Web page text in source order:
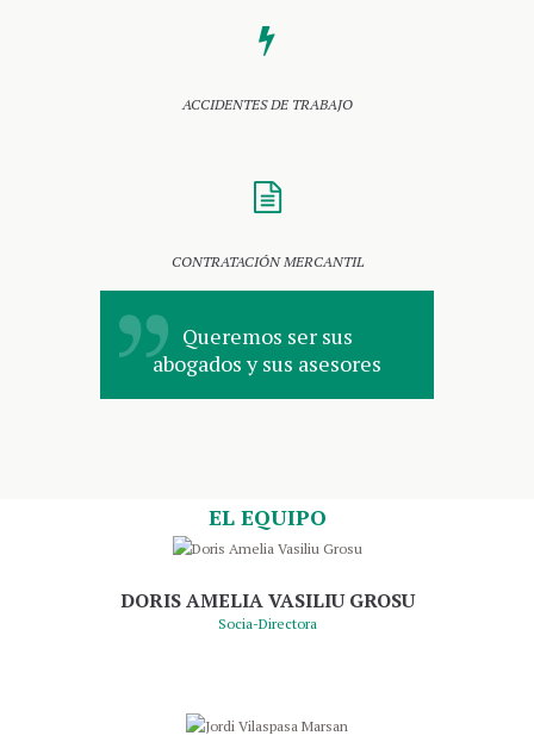
ACCIDENTES DE TRABAJO
CONTRATACIÓN MERCANTIL
Queremos ser sus
abogados y sus asesores
EL EQUIPO
DORIS AMELIA VASILIU GROSU
Socia-Directora